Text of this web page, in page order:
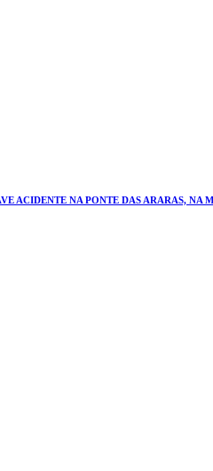
ACIDENTE NA PONTE DAS ARARAS, NA